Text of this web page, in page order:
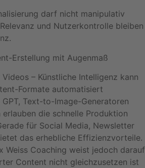
darf nicht manipulativ
und Nutzerkontrolle bleiben
Erstellung mit Augenmaß
– Künstliche Intelligenz kann
Formate automatisiert
Text-to-Image-Generatoren
die schnelle Produktion
für Social Media, Newsletter
das erhebliche Effizienzvorteile.
Weiss Coaching weist jedoch darauf
Content nicht gleichzusetzen ist